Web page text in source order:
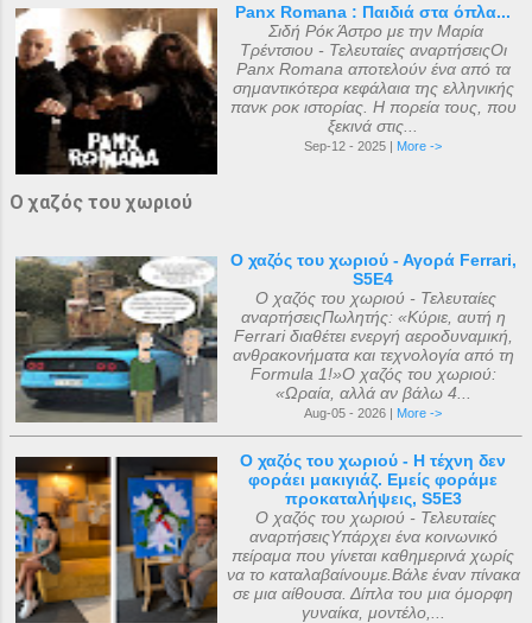
Panx Romana : Παιδιά στα όπλα...
Σιδή Ρόκ Άστρο με την Μαρία
Τρέντσιου - Τελευταίες αναρτήσειςΟι
Panx Romana αποτελούν ένα από τα
σημαντικότερα κεφάλαια της ελληνικής
πανκ ροκ ιστορίας. Η πορεία τους, που
ξεκινά στις...
Sep-12 - 2025 | More ->
Ο χαζός του χωριού
Ο χαζός του χωριού - Αγορά Ferrari,
S5E4
Ο χαζός του χωριού - Τελευταίες
αναρτήσειςΠωλητής: «Κύριε, αυτή η
Ferrari διαθέτει ενεργή αεροδυναμική,
ανθρακονήματα και τεχνολογία από τη
Formula 1!»Ο χαζός του χωριού:
«Ωραία, αλλά αν βάλω 4...
Aug-05 - 2026 | More ->
Ο χαζός του χωριού - Η τέχνη δεν
φοράει μακιγιάζ. Εμείς φοράμε
προκαταλήψεις, S5E3
Ο χαζός του χωριού - Τελευταίες
αναρτήσειςΥπάρχει ένα κοινωνικό
πείραμα που γίνεται καθημερινά χωρίς
να το καταλαβαίνουμε.Βάλε έναν πίνακα
σε μια αίθουσα. Δίπλα του μια όμορφη
γυναίκα, μοντέλο,...